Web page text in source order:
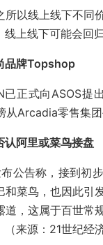
以线上线下不同
上线下可能会回
品牌Topshop
已正式向ASOS
Arcadia零售集
认阿里或菜鸟接盘
公告称，接到初
菜鸟，也因此引
，这属于百世常
来源：21世纪经济